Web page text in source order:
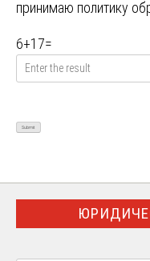
принимаю политику
6+17=